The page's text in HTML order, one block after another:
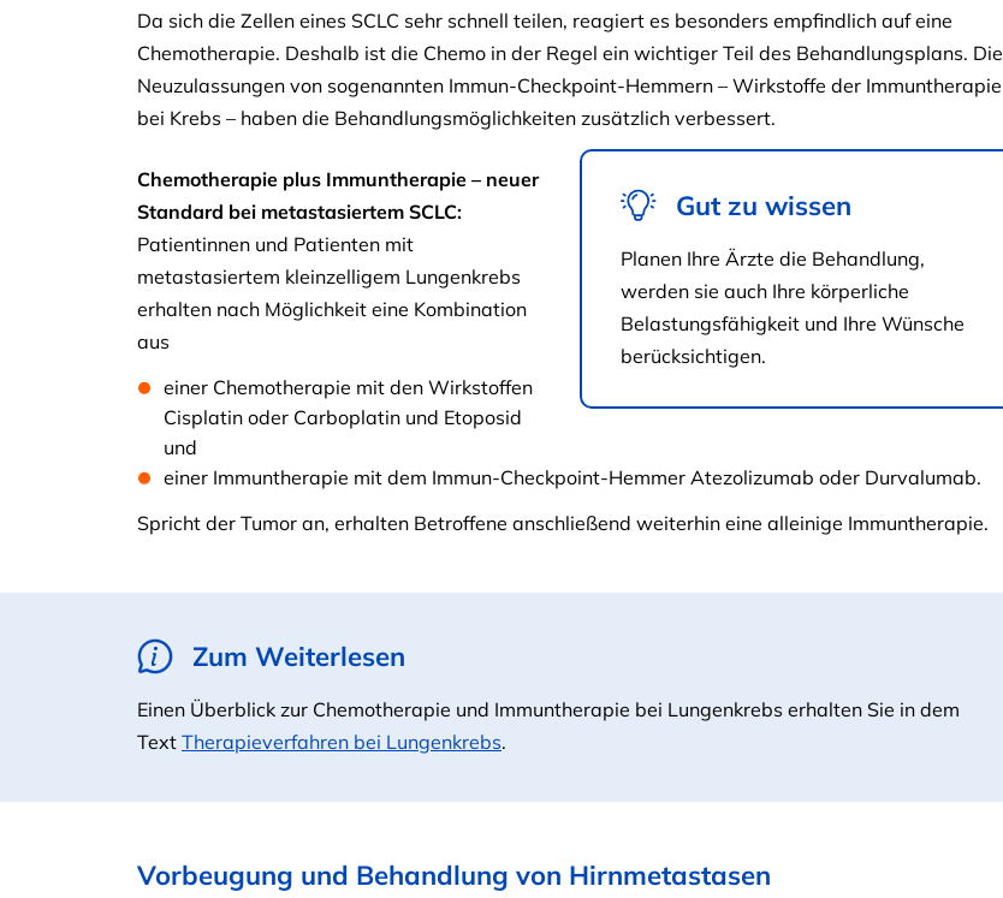
Da sich die Zellen eines SCLC sehr schnell teilen, reagiert es besonders empfindlich auf eine
Chemotherapie. Deshalb ist die Chemo in der Regel ein wichtiger Teil des Behandlungsplans. Die
Neuzulassungen von sogenannten Immun-Checkpoint-Hemmern – Wirkstoffe der Immuntherapie
bei Krebs – haben die Behandlungsmöglichkeiten zusätzlich verbessert.
Gut zu wissen
Planen Ihre Ärzte die Behandlung,
werden sie auch Ihre körperliche
Belastungsfähigkeit und Ihre Wünsche
berücksichtigen.
Chemotherapie plus Immuntherapie – neuer
Standard bei metastasiertem SCLC:
Patientinnen und Patienten mit
metastasiertem kleinzelligem Lungenkrebs
erhalten nach Möglichkeit eine Kombination
aus
einer Chemotherapie mit den Wirkstoffen
Cisplatin oder Carboplatin und Etoposid
und
einer Immuntherapie mit dem Immun-Checkpoint-Hemmer Atezolizumab oder Durvalumab.
Spricht der Tumor an, erhalten Betroffene anschließend weiterhin eine alleinige Immuntherapie.
Zum Weiterlesen
Einen Überblick zur Chemotherapie und Immuntherapie bei Lungenkrebs erhalten Sie in dem
Text Therapieverfahren bei Lungenkrebs.
Vorbeugung und Behandlung von Hirnmetastasen